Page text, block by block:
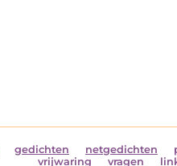
gedichten netgedichten
vrijwaring
vragen